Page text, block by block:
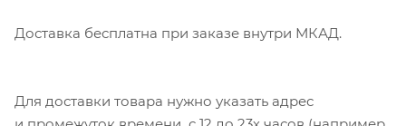
Доставка бесплатна при заказе внутри МКАД.
Для доставки товара нужно указать адрес